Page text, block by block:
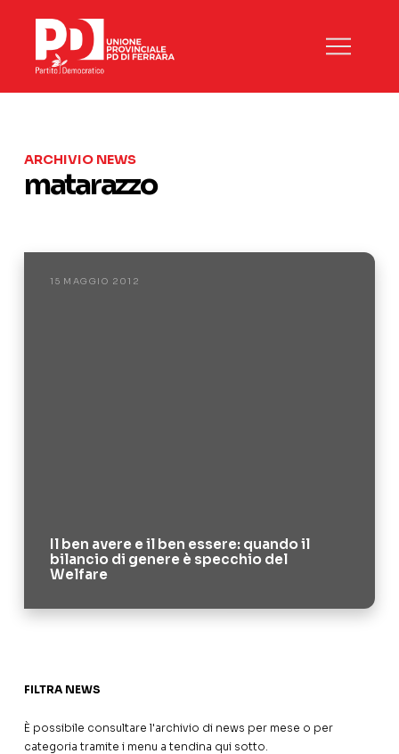
ARCHIVIO NEWS
matarazzo
15 MAGGIO 2012
Il ben avere e il ben essere: quando il
bilancio di genere è specchio del
Welfare
FILTRA NEWS
È possibile consultare l'archivio di news per mese o per
categoria tramite i menu a tendina qui sotto.